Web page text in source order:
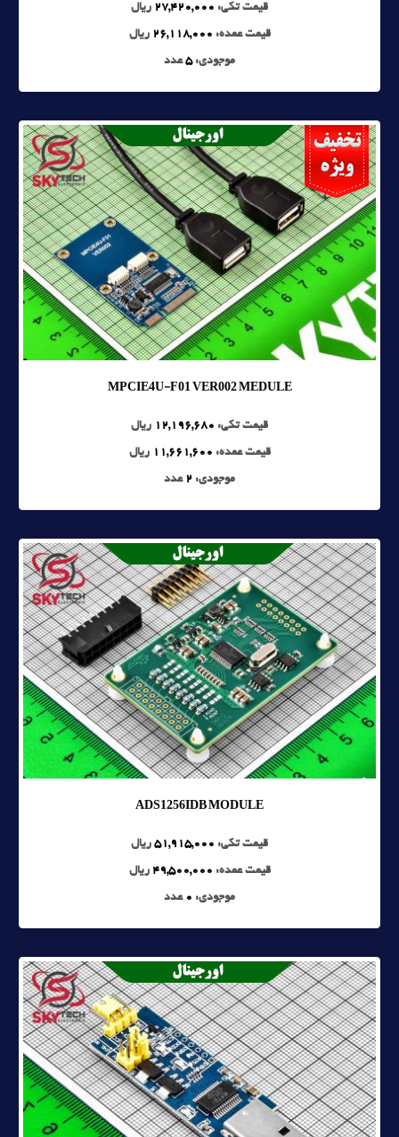
قیمت تکی: 27,420,000 ریال
قیمت عمده: 26,118,000 ریال
موجودی:5عدد
MPCIE4U-F01 VER002 MEDULE
قیمت تکی: 12,196,680 ریال
قیمت عمده: 11,661,600 ریال
موجودی: 2 عدد
ADS1256IDB MODULE
قیمت تکی: 51,915,000 ریال
قیمت عمده: 49,500,000 ریال
موجودی: 0 عدد